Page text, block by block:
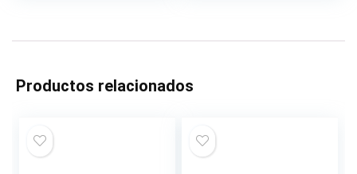
Productos relacionados